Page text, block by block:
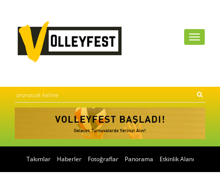
Takımlar Haberler Fotoğraflar Panorama Etkinlik Alanı